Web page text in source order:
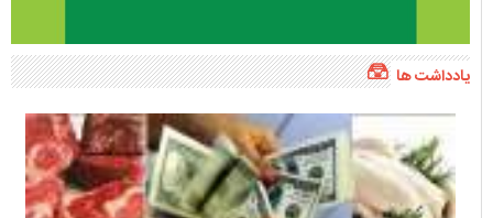
یادداشت ها